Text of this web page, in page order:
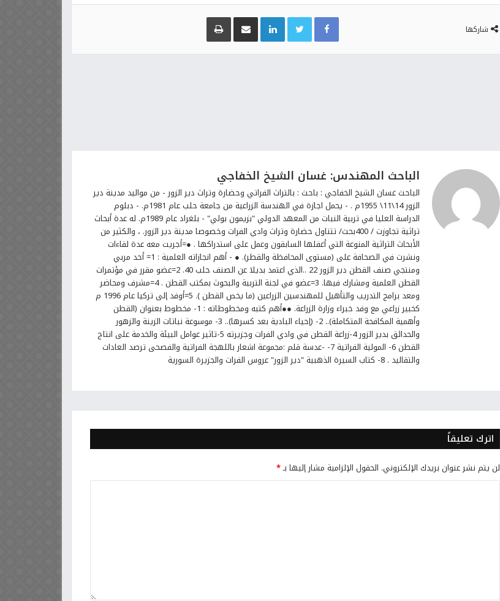
شاركها
Facebook
Twitter
LinkedIn مشاركة عبر البريد طباعة
الباحث المهندس: غسان الشيخ الخفاجي
الباحث غسان الشيخ الخفاجي : باحث : بالتراث الفراتي وحضارة وتراث دير الزور - من مواليد مدينة دير
الزور 14\11\ 1955م . - يحمل اجازة في الهندسة الزراعية من جامعة حلب عام 1981م. - دبلوم
الدراسة العليا في تربية النبات من المعهد الدولي "بزيمون بولي" - بلغراد عام 1989م. له عدة أبحاث
تراثية تجاوزت / 400بحث/ تتناول حضارة وتراث وادي الفرات وخصوصا مدينة دير الزور. ، والكثير من
الأبحاث التراثية المنوعة التي أغفلها السابقون وعمل على استدراكها . ●=أجريت معه عدة لقاءات
ونشرت في الصحافة على (مستوى المحافظة والقطر). ● - أهم انجازاته العلمية : 1= أحد مربي
ومنتجي صنف القطن دير الزور 22 ..الذي اعتمد بديلا عن الصنف حلب 40. 2=عضو مقرر في مؤتمرات
القطن العلمية ومشارك فيها. 3=عضو في لجنة التربية والبحوث بمكتب القطن . 4=مشرف ومحاضر
ومعد برامج التدريب والتأهيل للمهندسين الزراعين (ما يخص القطن ). 5=أوفد إلى تركيا عام 1996 م
كخبير زراعي مع وفد خبراء وزارة الزراعة. ●●أهم كتبه ومخطوطاته : 1- مخطوط بعنوان (القطن
وأهمية المكافحة المتكاملة).. 2- (إحياء البادية بعد كسرها).. 3- موسوعة نباتات الزينة والزهور
والحدائق بدير الزور 4-زراعة القطن في وادي الفرات وجزيرته 5-تاثير عوامل البيئة والخدمة على انتاج
القطن 6- المولية الفراتية 7- -عدسة قلم :مجموعة اشعار باللهجة الفراتية والفصحى ترصد العادات
والتقاليد . 8- كتاب السيرة الذهبية "دير الزور" عروس الفرات والجزيرة السورية
اترك تعليقاً
لن يتم نشر عنوان بريدك الإلكتروني. الحقول الإلزامية مشار إليها بـ*